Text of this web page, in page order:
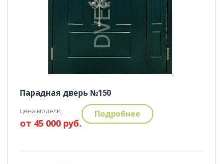
Парадная дверь №150
цена модели:
от 45 000 руб.
Подробнее